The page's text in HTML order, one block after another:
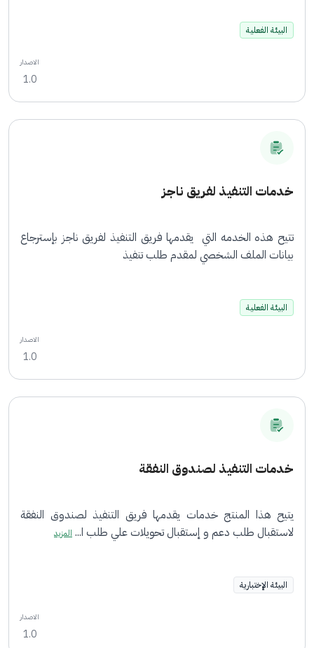
البيئة الفعلية
الاصدار
1.0
خدمات التنفيذ لفريق ناجز
تتيح هذه الخدمه التي يقدمها فريق التنفيذ لفريق ناجز بإسترجاع
بيانات الملف الشخصي لمقدم طلب تنفيذ
البيئة الفعلية
الاصدار
1.0
خدمات التنفيذ لصندوق النفقة
يتيح هذا المنتج خدمات يقدمها فريق التنفيذ لصندوق النفقة
لاستقبال طلب دعم و إستقبال تحويلات علي طلب ا... المزيد
البيئة الإختبارية
الاصدار
1.0